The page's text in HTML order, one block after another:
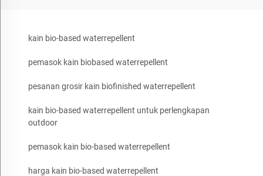
kain bio-based waterrepellent
pemasok kain biobased waterrepellent
pesanan grosir kain biofinished waterrepellent
kain bio-based waterrepellent untuk perlengkapan
outdoor
pemasok kain bio-based waterrepellent
harga kain bio-based waterrepellent